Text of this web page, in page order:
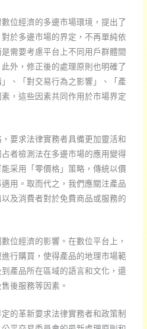
位經濟的多邊市場環境，提出了
於多邊市場的界定，不再單純依
需要考慮平台上不同用戶群體間
外，修正後的處理原則也明確了
、「對交易行為之影響」、「產
，這些因素共同作用於市場界定
要求法律實務者具備更加靈活和
者檢測法在多邊市場的應用變得
采用「零價格」策略，傳統以價
用。取而代之，我們應關注產品
及消費者對於免費商品或服務的
位經濟的影響。在數位平台上，
行購買，使得產品的地理市場範
產品所在區域的語言和文化，還
後服務等因素。
的革新要求法律實務者和政策制